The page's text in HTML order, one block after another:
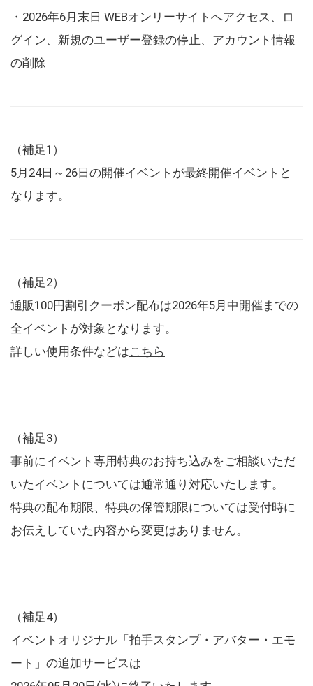
・2026年6月末日 WEBオンリーサイトへアクセス、ロ
グイン、新規のユーザー登録の停止、アカウント情報
の削除
（補足1）
5月24日～26日の開催イベントが最終開催イベントと
なります。
（補足2）
通販100円割引クーポン配布は2026年5月中開催までの
全イベントが対象となります。
詳しい使用条件などはこちら
（補足3）
事前にイベント専用特典のお持ち込みをご相談いただ
いたイベントについては通常通り対応いたします。
特典の配布期限、特典の保管期限については受付時に
お伝えしていた内容から変更はありません。
（補足4）
イベントオリジナル「拍手スタンプ・アバター・エモ
ート」の追加サービスは